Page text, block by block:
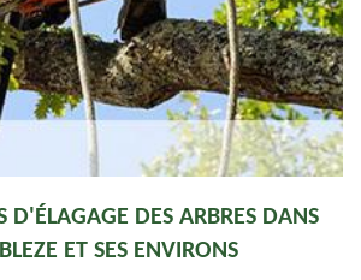
D'ÉLAGAGE DES ARBRES DANS
ET SES ENVIRONS